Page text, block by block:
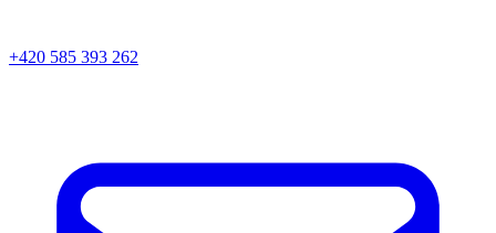
+420 585 393 262